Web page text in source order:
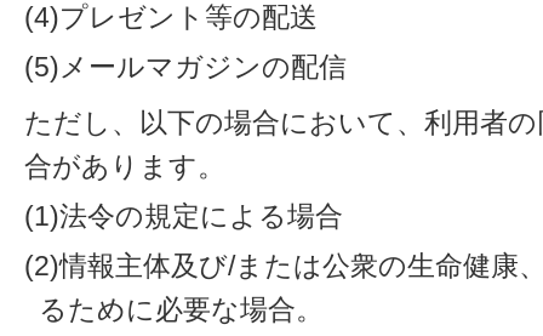
(4)プレゼント等の配送
(5)メールマガジンの配信
ただし、以下の場合において、利用者
合があります。
(1)法令の規定による場合
(2)情報主体及び/または公衆の生命健康
るために必要な場合。